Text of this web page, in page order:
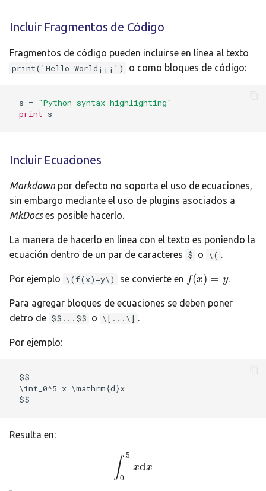
Incluir Fragmentos de Código
Fragmentos de código pueden incluirse en línea al texto
print('Hello World¡¡¡')
o como bloques de código:
s =
"Python syntax highlighting"
print s
Incluir Ecuaciones
Markdown por defecto no soporta el uso de ecuaciones,
sin embargo mediante el uso de plugins asociados a
MkDocses posible hacerlo.
La manera de hacerlo en linea con el texto es poniendo la
ecuación dentro de un par de caracteres $ o \( .
Por ejemplo \(f(x)=y\) se convierte en f(x) = y
f(x)=y .
Para agregar bloques de ecuaciones se deben poner
detro de $$...$$ o \[...\] .
Por ejemplo:
$$
\int_0^5 x \mathrm{d}x
Resulta en:
∫ 5
0
xdx
∫ xdx